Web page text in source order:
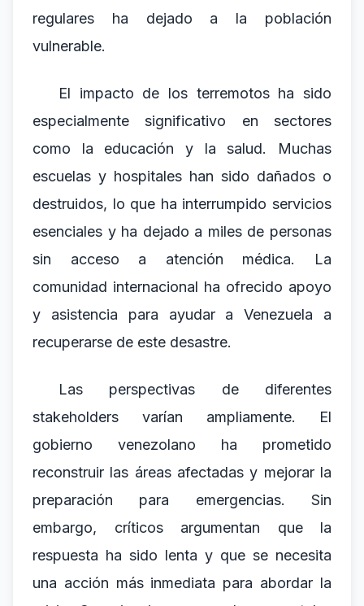
regulares ha dejado a la población
vulnerable.
El impacto de los terremotos ha sido
especialmente significativo en sectores
como la educación y la salud. Muchas
escuelas y hospitales han sido dañados o
destruidos, lo que ha interrumpido servicios
esenciales y ha dejado a miles de personas
sin acceso a atención médica. La
comunidad internacional ha ofrecido apoyo
y asistencia para ayudar a Venezuela a
recuperarse de este desastre.
Las perspectivas de diferentes
stakeholders varían ampliamente. El
gobierno venezolano ha prometido
reconstruir las áreas afectadas y mejorar la
preparación para emergencias. Sin
embargo, críticos argumentan que la
respuesta ha sido lenta y que se necesita
una acción más inmediata para abordar la